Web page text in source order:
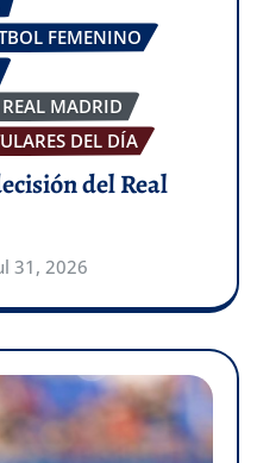
FEMENINO
REAL MADRID
DEL DÍA
del Real
31, 2026